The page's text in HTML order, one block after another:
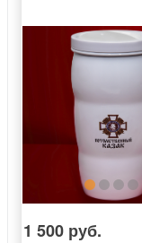
1 500 руб.